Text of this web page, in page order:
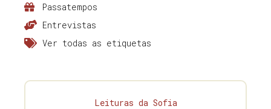
Passatempos
Entrevistas
Ver todas as etiquetas
Leituras da Sofia